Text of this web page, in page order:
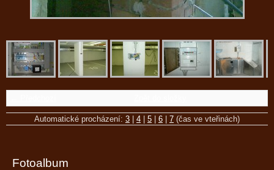
Automatické procházení: 3 4 5 6 7 (čas ve vteřinách)
Fotoalbum